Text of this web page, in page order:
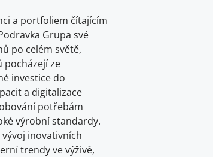
a portfoliem čítajícím
Grupa své
po celém světě,
pocházejí ze
investice do
a digitalizace
potřebám
výrobní standardy.
inovativních
trendy ve výživě,